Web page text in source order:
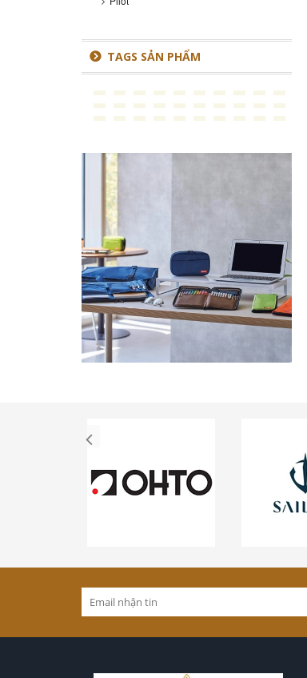
TAGS SẢN PHẨM